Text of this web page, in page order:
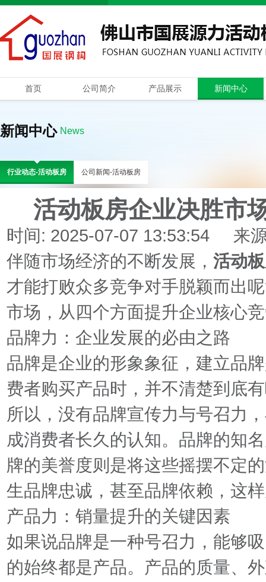
首页 公司简介 产品展示 新闻中心
新闻中心 News
行业动态-活动板房 公司新闻-活动板房
活动板房企业决胜市
时间: 2025-07-07 13:53:54 来
伴随市场经济的不断发展， 活动
才能打败众多竞争对手脱颖而出
市场，从四个方面提升企业核心
品牌力：企业发展的必由之路
品牌是企业的形象象征，建立品
费者购买产品时，并不清楚到底
所以，没有品牌宣传力与号召力
成消费者长久的认知。品牌的知
牌的美誉度则是将这些摇摆不定
生品牌忠诚，甚至品牌依赖，这
产品力：销量提升的关键因素
如果说品牌是一种号召力，能够
的始终都是产品。产品的质量、